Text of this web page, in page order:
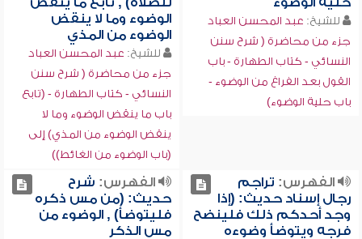
للشيخ: عبد المحسن العباد
جزء من محاضرة ( شرح سنن
النسائي - كتاب الطهارة - باب
القول بعد الفراغ من الوضوء -
باب حلية الوضوء)
الوضوء وما لا ينقض
الوضوء من المذي
للشيخ: عبد المحسن العباد
جزء من محاضرة ( شرح سنن
النسائي - كتاب الطهارة - (تابع
باب ما ينقض الوضوء وما لا
ينقض الوضوء من المذي) إلى
(باب الوضوء من الغائط))
الفهرس: تراجم
رجال إسناد حديث: (إذا
وجد أحدكم ذلك فلينضح
فرجه ويتوضأ وضوءه
الفهرس: شرح
حديث: (من مس ذكره
فليتوضأ) , الوضوء من
مس الذكر